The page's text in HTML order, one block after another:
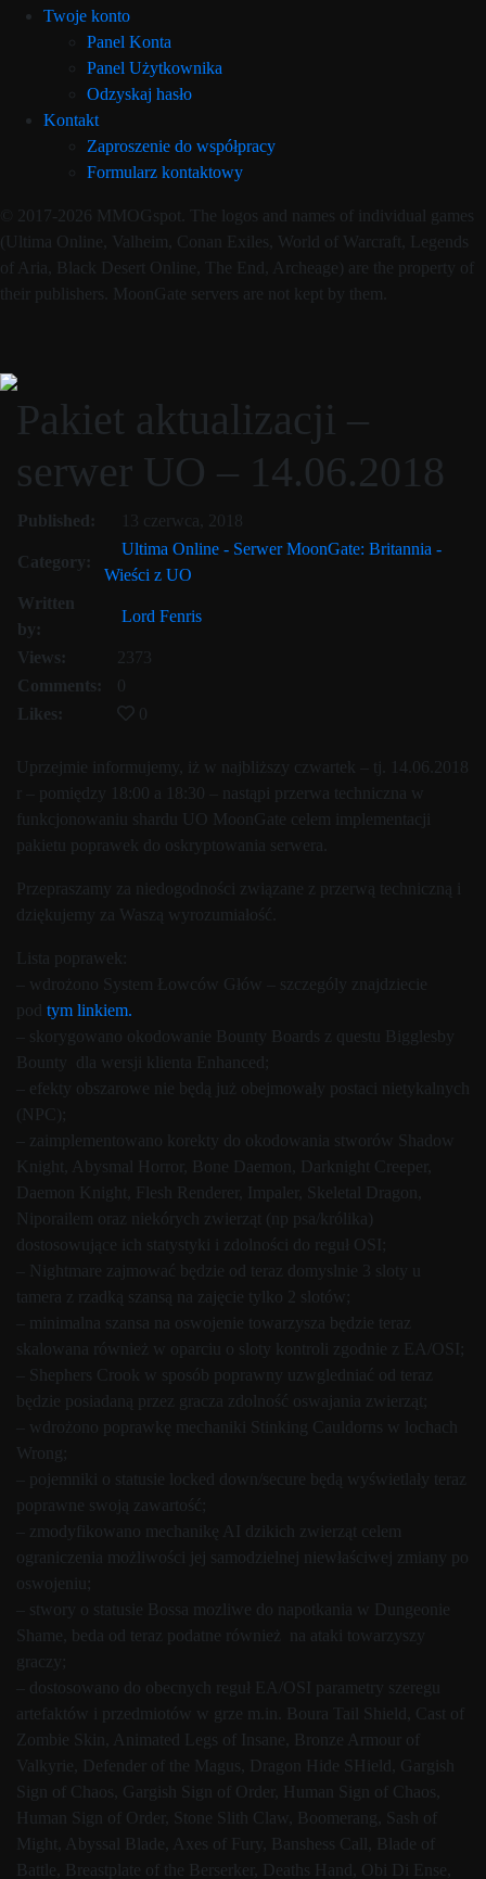
Twoje konto
Panel Konta
Panel Użytkownika
Odzyskaj hasło
Kontakt
Zaproszenie do współpracy
Formularz kontaktowy
© 2017-2026 MMOGspot. The logos and names of individual games
(Ultima Online, Valheim, Conan Exiles, World of Warcraft, Legends
of Aria, Black Desert Online, The End, Archeage) are the property of
their publishers. MoonGate servers are not kept by them.
Pakiet aktualizacji –
serwer UO – 14.06.2018
11 lutego, 2020
Published: 13 czerwca, 2018
Category:
Ultima Online - Serwer MoonGate: Britannia -
Wieści z UO
Written
by:
Lord Fenris
Views:
2373
Comments:
0
Likes:
0
Uprzejmie informujemy, iż w najbliższy czwartek – tj. 14.06.2018
r – pomiędzy 18:00 a 18:30 – nastąpi przerwa techniczna w
funkcjonowaniu shardu UO MoonGate celem implementacji
pakietu poprawek do oskryptowania serwera.
Przepraszamy za niedogodności związane z przerwą techniczną i
dziękujemy za Waszą wyrozumiałość.
Lista poprawek:
– wdrożono System Łowców Głów – szczególy znajdziecie
pod tym linkiem.
– skorygowano okodowanie Bounty Boards z questu Bigglesby
Bounty dla wersji klienta Enhanced;
– efekty obszarowe nie będą już obejmowały postaci nietykalnych
(NPC);
– zaimplementowano korekty do okodowania stworów Shadow
Knight, Abysmal Horror, Bone Daemon, Darknight Creeper,
Daemon Knight, Flesh Renderer, Impaler, Skeletal Dragon,
Niporailem oraz niekórych zwierząt (np psa/królika)
dostosowujące ich statystyki i zdolności do reguł OSI;
– Nightmare zajmować będzie od teraz domyslnie 3 sloty u
tamera z rzadką szansą na zajęcie tylko 2 slotów;
– minimalna szansa na oswojenie towarzysza będzie teraz
skalowana również w oparciu o sloty kontroli zgodnie z EA/OSI;
– Shephers Crook w sposób poprawny uzwgledniać od teraz
będzie posiadaną przez gracza zdolność oswajania zwierząt;
– wdrożono poprawkę mechaniki Stinking Cauldorns w lochach
Wrong;
– pojemniki o statusie locked down/secure będą wyświetlały teraz
poprawne swoją zawartość;
– zmodyfikowano mechanikę AI dzikich zwierząt celem
ograniczenia możliwości jej samodzielnej niewłaściwej zmiany po
oswojeniu;
– stwory o statusie Bossa mozliwe do napotkania w Dungeonie
Shame, beda od teraz podatne również na ataki towarzyszy
graczy;
– dostosowano do obecnych reguł EA/OSI parametry szeregu
artefaktów i przedmiotów w grze m.in. Boura Tail Shield, Cast of
Zombie Skin, Animated Legs of Insane, Bronze Armour of
Valkyrie, Defender of the Magus, Dragon Hide SHield, Gargish
Sign of Chaos, Gargish Sign of Order, Human Sign of Chaos,
Human Sign of Order, Stone Slith Claw, Boomerang, Sash of
Might, Abyssal Blade, Axes of Fury, Banshess Call, Blade of
Battle, Breastplate of the Berserker, Deaths Hand, Obi Di Ense,